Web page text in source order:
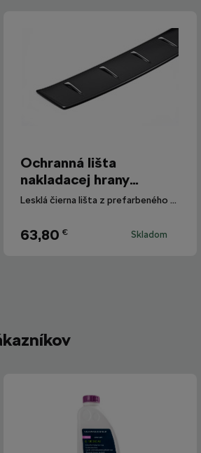
Ochranná lišta
nakladacej hrany
Octavia III Combi
Lesklá čierna lišta z prefarbeného materiálu PMMA pre Octavia III Combi.
63,80 € Skladom